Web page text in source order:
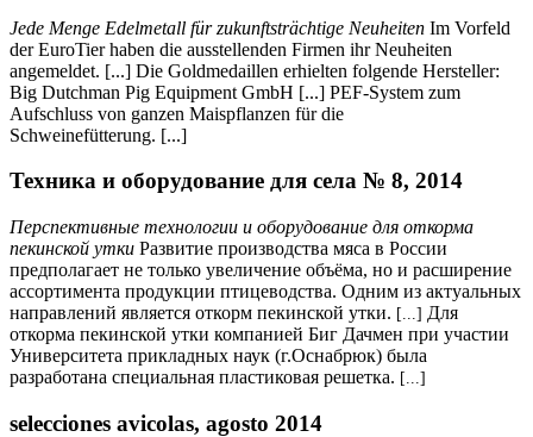
Jede Menge Edelmetall für zukunftsträchtige Neuheiten Im Vorfeld
der EuroTier haben die ausstellenden Firmen ihr Neuheiten
angemeldet. [...] Die Goldmedaillen erhielten folgende Hersteller:
Big Dutchman Pig Equipment GmbH [...] PEF-System zum
Aufschluss von ganzen Maispflanzen für die
Schweinefütterung. [...]
Техника и оборудование для села № 8, 2014
Перспективные технологии и оборудование для откорма
пекинской утки Развитие производства мяса в России
предполагает не только увеличение объёма, но и расширение
ассортимента продукции птицеводства. Одним из актуальных
направлений является откорм пекинской утки. [...] Для
откорма пекинской утки компанией Биг Дачмен при участии
Университета прикладных наук (г.Оснабрюк) была
разработана специальная пластиковая решетка. [...]
selecciones avicolas, agosto 2014